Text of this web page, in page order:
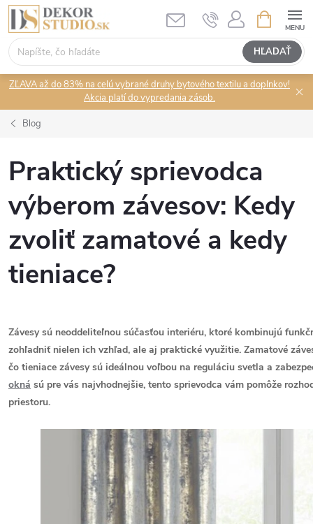
Prejsť
obsah
HĽADAŤ
KOŠÍK
ZĽAVA až do 83% na celú vybrané druhy bytového textilu a doplnkov!
Akcia platí do vypredania zásob.
Blog
Praktický sprievodca
výberom závesov: Kedy
zvoliť zamatové a kedy
tieniace?
Závesy sú neoddeliteľnou súčasťou interiéru, ktoré kombinujú
zohľadniť nielen ich vzhľad, ale aj praktické využitie. Zamatové
čo tieniace závesy sú ideálnou voľbou na reguláciu svetla a
okná sú pre vás najvhodnejšie, tento sprievodca vám pomôže
priestoru.